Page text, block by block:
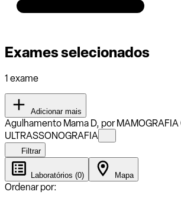
Exames selecionados
1 exame
Adicionar mais
Agulhamento Mama D, por MAMOGRAFIA
ULTRASSONOGRAFIA
Filtrar
Laboratórios (0) Mapa
Ordenar por: